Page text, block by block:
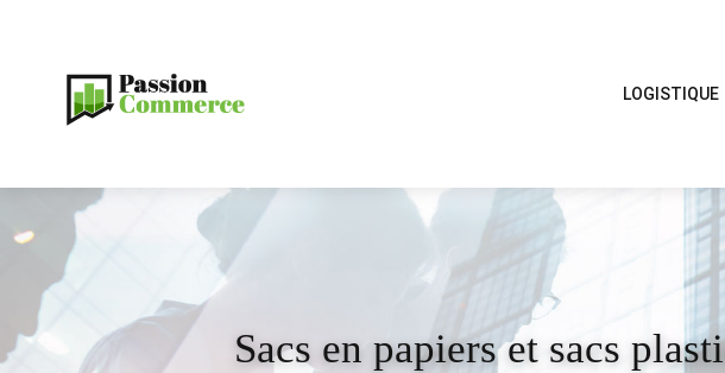
LOGISTIQUE
Sacs en papiers et sacs